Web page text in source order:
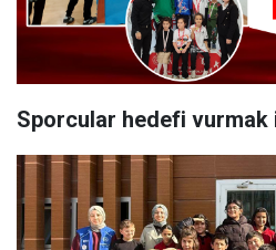
Sporcular hedefi vurmak